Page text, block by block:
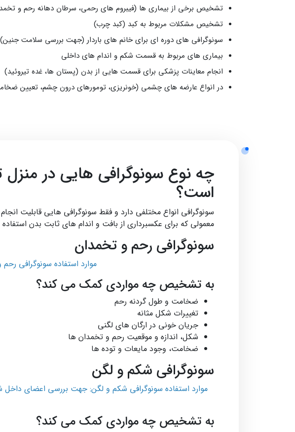
تشخیص برخی از بیماری‌ ها (فیبروم‌ های رحمی، سرطان دهانه رحم و
تشخیص مشکلات مربوط به کبد (کبد چرب)
سونوگرافی‌ های دوره‌ ای برای خانم‌ های باردار (جهت بررسی سلامت جنین)
بیماری‌ های مربوط به قسمت شکم و اندام‌ های داخلی
انجام معاینات پزشکی برای قسمت‌ هایی از بدن (پستان‌ ها، غده تیروئید)
در انواع عارضه‌ های چشمی (خونریزی، تومورهای درون چشم، تعیین
چه نوع سونوگرافی هایی در
است؟
سونوگرافی انواع مختلفی دارد و فقط سونوگرافی هایی قابلیت
معمولی که برای عکسبرداری از بافت و اندام­ های ثابت بدن
سونوگرافی رحم و تخمدان
موارد استفاده سونوگرافی
به تشخیص چه مواردی کمک می کند؟
ضخامت و طول گردنه رحم
تغییرات شکل مثانه
جریان خونی در ارگان های لگنی
شکل، اندازه و موقعیت رحم و تخمدان‌ ها
ضخامت، وجود مایعات و توده ها
سونوگرافی شکم و لگن
موارد استفاده سونوگرافی شکم و لگن: جهت بررسی اعضای داخل
به تشخیص چه مواردی کمک می کند؟